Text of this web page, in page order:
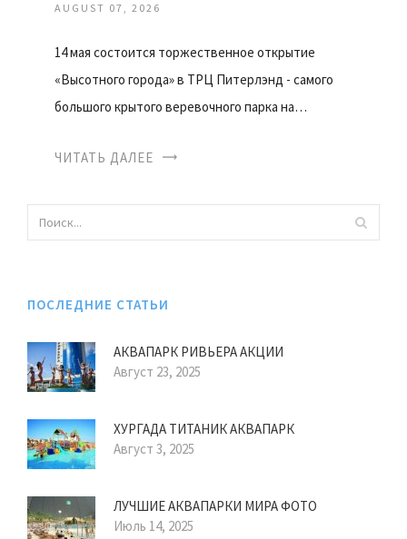
AUGUST 07, 2026
14 мая состоится торжественное открытие
«Высотного города» в ТРЦ Питерлэнд - самого
большого крытого веревочного парка на…
ЧИТАТЬ ДАЛЕЕ
ПОСЛЕДНИЕ СТАТЬИ
АКВАПАРК РИВЬЕРА АКЦИИ
Август 23, 2025
ХУРГАДА ТИТАНИК АКВАПАРК
Август 3, 2025
ЛУЧШИЕ АКВАПАРКИ МИРА ФОТО
Июль 14, 2025